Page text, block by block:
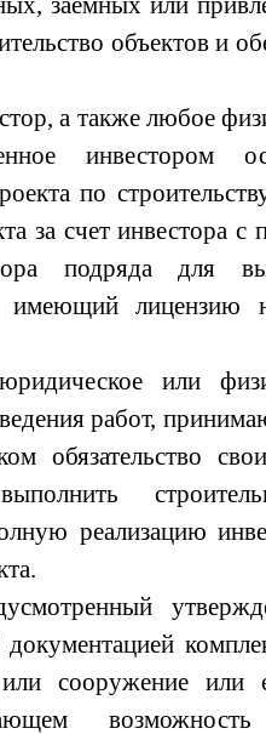
объектов и
а также любое
инвестором
по
за счет инвестора
подряда для
имеющий лицензию
или
работ,
обязательство
реализацию
документацией
или сооружение или